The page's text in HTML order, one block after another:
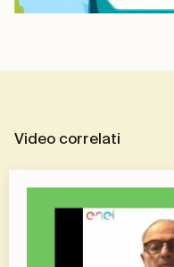
Video correlati